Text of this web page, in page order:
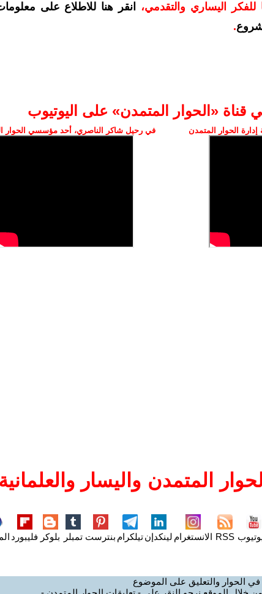
للفكر اليساري والتقدمي،
انقر هنا للاطلاع على
.
قناة ‫«الحوار المتمدن» على اليوتيوب
الحوار المتمدن في رحيل شاكر الناصري، أحد مؤسسي الحوار
المتمدن واليسار
RSS الانستغرام لينكدإنتيلكرام بنترست تمبلر بلوكر فليبورد
الحوار والتعليق على الموضوع